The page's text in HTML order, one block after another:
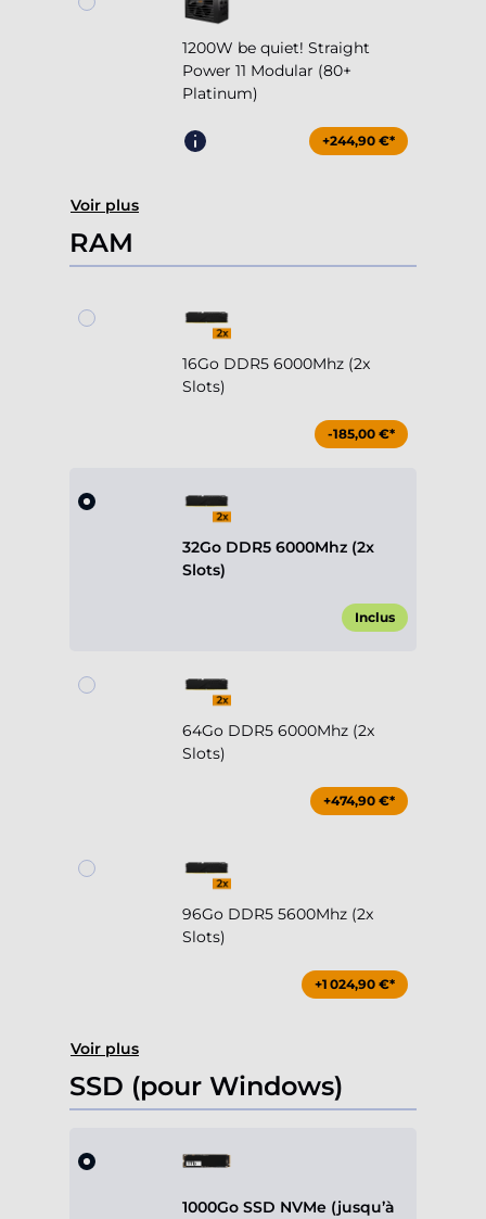
1200W be quiet! Straight
Power 11 Modular (80+
Platinum)
+244,90 €*
Voir plus
RAM
16Go DDR5 6000Mhz (2x
Slots)
-185,00 €*
32Go DDR5 6000Mhz (2x
Slots)
Inclus
64Go DDR5 6000Mhz (2x
Slots)
+474,90 €*
96Go DDR5 5600Mhz (2x
Slots)
+1 024,90 €*
Voir plus
SSD (pour Windows)
1000Go SSD NVMe (jusqu’à